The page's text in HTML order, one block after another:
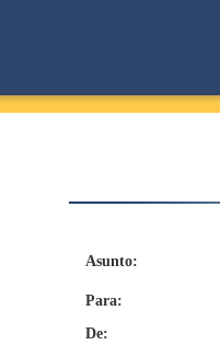
Asunto:
Para:
De: